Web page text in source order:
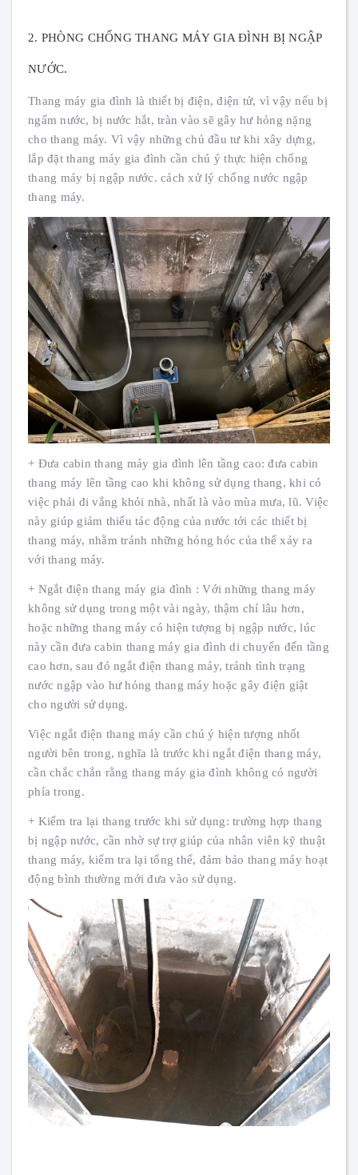
2. PHÒNG CHỐNG THANG MÁY GIA ĐÌNH BỊ NGẬP
NƯỚC.
Thang máy gia đình là thiết bị điện, điện tử, vì vậy nếu bị
ngấm nước, bị nước hắt, tràn vào sẽ gây hư hỏng nặng
cho thang máy. Vì vậy những chủ đầu tư khi xây dựng,
lắp đặt thang máy gia đình cần chú ý thực hiện chống
thang máy bị ngập nước. cách xử lý chống nước ngập
thang máy.
+ Đưa cabin thang máy gia đình lên tầng cao: đưa cabin
thang máy lên tầng cao khi không sử dụng thang, khi có
việc phải đi vắng khỏi nhà, nhất là vào mùa mưa, lũ. Việc
này giúp giảm thiểu tác động của nước tới các thiết bị
thang máy, nhằm tránh những hỏng hóc của thể xảy ra
với thang máy.
+ Ngắt điện thang máy gia đình : Với những thang máy
không sử dụng trong một vài ngày, thậm chí lâu hơn,
hoặc những thang máy có hiện tượng bị ngập nước, lúc
này cần đưa cabin thang máy gia đình di chuyển đến tầng
cao hơn, sau đó ngắt điện thang máy, tránh tình trạng
nước ngập vào hư hỏng thang máy hoặc gây điện giật
cho người sử dụng.
Việc ngắt điện thang máy cần chú ý hiện tượng nhốt
người bên trong, nghĩa là trước khi ngắt điện thang máy,
cần chắc chắn rằng thang máy gia đình không có người
phía trong.
+ Kiểm tra lại thang trước khi sử dụng: trường hợp thang
bị ngập nước, cần nhờ sự trợ giúp của nhân viên kỹ thuật
thang máy, kiểm tra lại tổng thể, đảm bảo thang máy hoạt
động bình thường mới đưa vào sử dụng.